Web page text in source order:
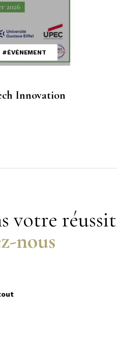
#ÉVÉNEMENT
Innovation
votre
nous